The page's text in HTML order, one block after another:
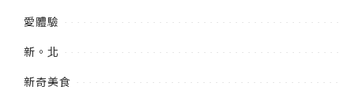
愛體驗
新。北
新奇美食